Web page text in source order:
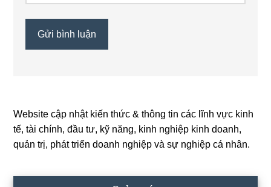
Primary
Sidebar
Website cập nhật kiến thức & thông tin các lĩnh vực kinh
tế, tài chính, đầu tư, kỹ năng, kinh nghiệp kinh doanh,
quản trị, phát triển doanh nghiệp và sự nghiệp cá nhân.